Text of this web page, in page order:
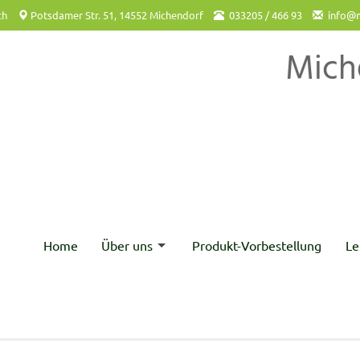
Potsdamer Str. 51, 14552 Michendorf 033205 / 466 93
Home Über uns Produkt-Vorbestellung